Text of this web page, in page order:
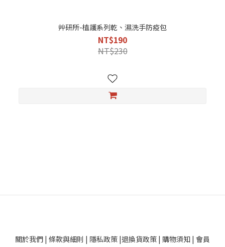
艸研所-植護系列乾、濕洗手防疫包
NT$190
NT$230
關於我們 | 條款與細則 | 隱私政策 |退換貨政策 | 購物須知 | 會員